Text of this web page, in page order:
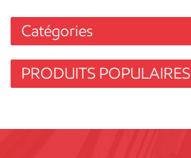
Catégories
PRODUITS POPULAIRES